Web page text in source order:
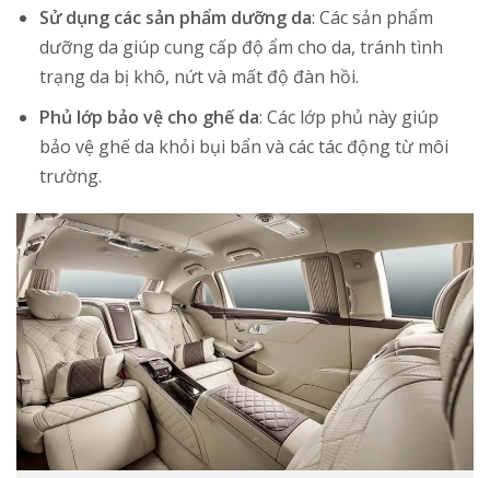
Sử dụng các sản phẩm dưỡng da: Các sản phẩm
dưỡng da giúp cung cấp độ ẩm cho da, tránh tình
trạng da bị khô, nứt và mất độ đàn hồi.
Phủ lớp bảo vệ cho ghế da: Các lớp phủ này giúp
bảo vệ ghế da khỏi bụi bẩn và các tác động từ môi
trường.